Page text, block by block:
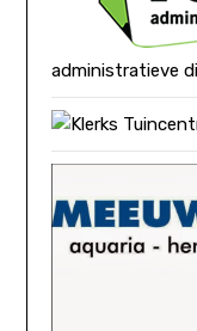
administratieve